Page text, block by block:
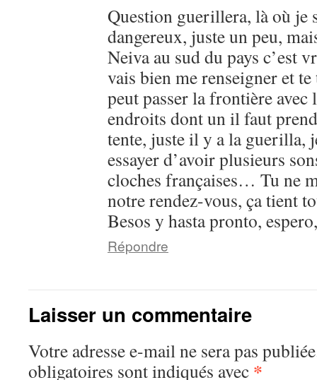
Question guerillera, là où je
dangereux, juste un peu,
Neiva au sud du pays c’est
vais bien me renseigner et
peut passer la frontière avec
endroits dont un il faut
tente, juste il y a la guerilla,
essayer d’avoir plusieurs
cloches françaises… Tu ne
notre rendez-vous, ça tient
Besos y hasta pronto,
Répondre
Laisser un commentaire
Votre adresse e-mail ne sera pas
obligatoires sont indiqués avec *